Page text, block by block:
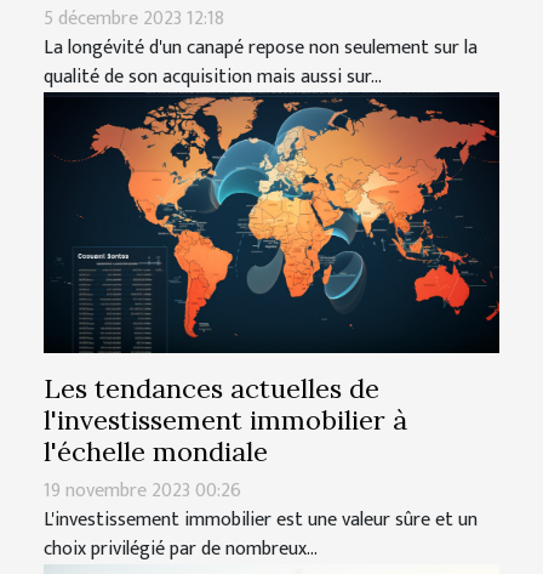
5 décembre 2023 12:18
La longévité d'un canapé repose non seulement sur la
qualité de son acquisition mais aussi sur...
Les tendances actuelles de
l'investissement immobilier à
l'échelle mondiale
19 novembre 2023 00:26
L'investissement immobilier est une valeur sûre et un
choix privilégié par de nombreux...